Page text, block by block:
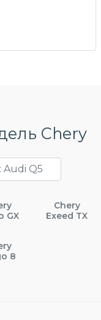
Chery
GX
Chery
Exeed TX
8